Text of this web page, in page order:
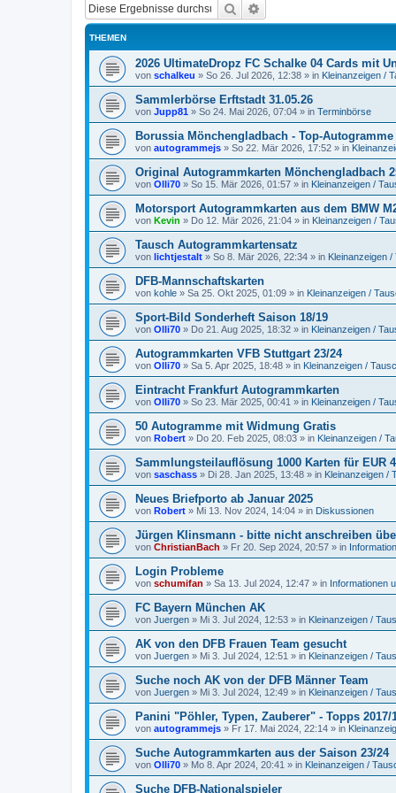
Suche
THEMEN
2026 UltimateDropz FC Schalke 04 Cards mit
von schalkeu » So 26. Jul 2026, 12:38 » in Kleinanzeigen /
Sammlerbörse Erftstadt 31.05.26
von Jupp81 » So 24. Mai 2026, 07:04 » in Terminbörse
Borussia Mönchengladbach - Top-
von autogrammejs » So 22. Mär 2026, 17:52 » in
Original Autogrammkarten Mönchengladbach
von Olli70 » So 15. Mär 2026, 01:57 » in Kleinanzeigen /
Motorsport Autogrammkarten aus dem BMW
von Kevin » Do 12. Mär 2026, 21:04 » in Kleinanzeigen /
Tausch Autogrammkartensatz
von lichtjestalt » So 8. Mär 2026, 22:34 » in Kleinanzeigen
DFB-Mannschaftskarten
von kohle » Sa 25. Okt 2025, 01:09 » in Kleinanzeigen /
Sport-Bild Sonderheft Saison 18/19
von Olli70 » Do 21. Aug 2025, 18:32 » in Kleinanzeigen /
Autogrammkarten VFB Stuttgart 23/24
von Olli70 » Sa 5. Apr 2025, 18:48 » in Kleinanzeigen /
Eintracht Frankfurt Autogrammkarten
von Olli70 » So 23. Mär 2025, 00:41 » in Kleinanzeigen /
50 Autogramme mit Widmung Gratis
von Robert » Do 20. Feb 2025, 08:03 » in Kleinanzeigen /
Sammlungsteilauflösung 1000 Karten für EUR
von saschass » Di 28. Jan 2025, 13:48 » in Kleinanzeigen /
Neues Briefporto ab Januar 2025
von Robert » Mi 13. Nov 2024, 14:04 » in Diskussionen
Jürgen Klinsmann - bitte nicht anschreiben
von ChristianBach » Fr 20. Sep 2024, 20:57 » in
Login Probleme
von schumifan » Sa 13. Jul 2024, 12:47 » in Informationen
FC Bayern München AK
von Juergen » Mi 3. Jul 2024, 12:53 » in Kleinanzeigen /
AK von den DFB Frauen Team gesucht
von Juergen » Mi 3. Jul 2024, 12:51 » in Kleinanzeigen /
Suche noch AK von der DFB Männer Team
von Juergen » Mi 3. Jul 2024, 12:49 » in Kleinanzeigen /
Panini "Pöhler, Typen, Zauberer" - Topps 2017/
von autogrammejs » Fr 17. Mai 2024, 22:14 » in
Suche Autogrammkarten aus der Saison 23/24
von Olli70 » Mo 8. Apr 2024, 20:41 » in Kleinanzeigen /
Suche DFB-Nationalspieler